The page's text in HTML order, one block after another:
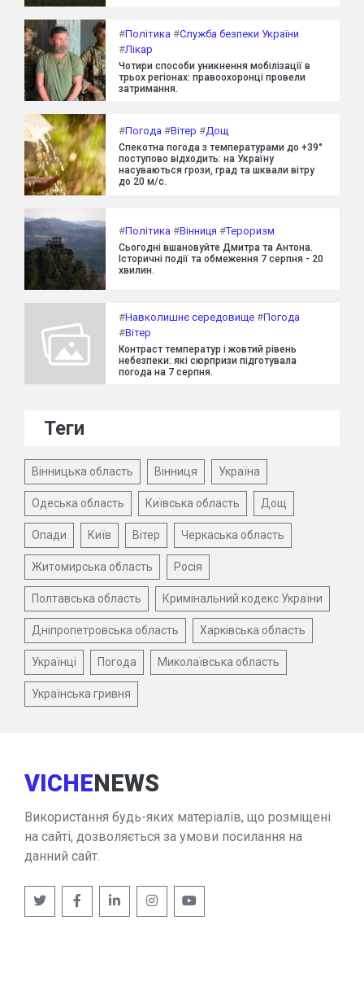
#Політика #Служба безпеки України
#Лікар
Чотири способи уникнення мобілізації в
трьох регіонах: правоохоронці провели
затримання.
#Погода #Вітер #Дощ
Спекотна погода з температурами до +39°
поступово відходить: на Україну
насуваються грози, град та шквали вітру
до 20 м/с.
#Політика #Вінниця #Тероризм
Сьогодні вшановуйте Дмитра та Антона.
Історичні події та обмеження 7 серпня - 20
хвилин.
#Навколишнє середовище #Погода
#Вітер
Контраст температур і жовтий рівень
небезпеки: які сюрпризи підготувала
погода на 7 серпня.
Теги
Вінницька область Вінниця Україна
Одеська область Київська область Дощ
Опади Київ Вітер Черкаська область
Житомирська область Росія
Полтавська область Кримінальний кодекс України
Дніпропетровська область Харківська область
Українці Погода Миколаївська область
Українська гривня
VICHENEWS
Використання будь-яких матеріалів, що розміщені
на сайті, дозволяється за умови посилання на
данний сайт.